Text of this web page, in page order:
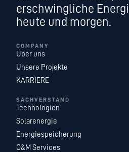
erschwingliche
heute und morgen.
COMPANY
Über uns
Unsere Projekte
KARRIERE
SACHVERSTAND
Technologien
Solarenergie
Energiespeicherung
O&M Services